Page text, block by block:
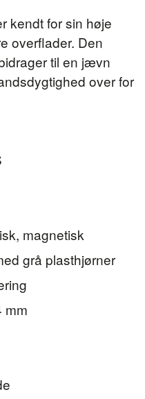
kendt for sin høje
overflader. Den
til en jævn
over for
magnetisk
grå plasthjørner
mm